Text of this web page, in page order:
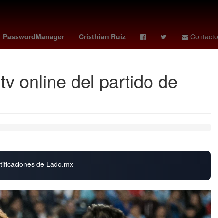
PasswordManager Cristhian Ruiz Contacto
Cashless noche de san juan 2026 preinscripciones uas
online del partido de
de Lado.mx